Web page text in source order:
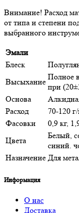
Внимание! Расход
от типа и степени
выбранного
Эмали
Блеск
Высыхание
Полное
при
Основа
Расход
70-120
Фасовки
0,9 кг,
Цвета
Белый,
синий.
Назначение Для
Информация
О нас
Доставка